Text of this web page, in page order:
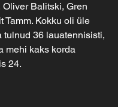
Oliver Balitski, Gren
Tamm. Kokku oli üle
tulnud 36 lauatennisisti,
mehi kaks korda
24.